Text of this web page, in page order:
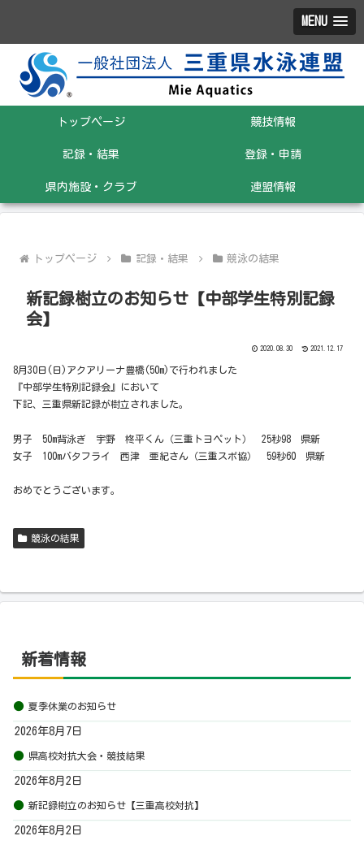
MENU
トップページ 競技情報
記録・結果 登録・申請
県内施設・クラブ 連盟情報
トップページ 記録・結果 競泳の結果
新記録樹立のお知らせ【中部学生特別記録
会】
2020.08.30 2021.12.17
8月30日(日)アクアリーナ豊橋(50m)で行われました
『中部学生特別記録会』において
下記、三重県新記録が樹立されました。
男子 50m背泳ぎ 宇野 柊平くん（三重トヨペット） 25秒98 県新
女子 100mバタフライ 西津 亜紀さん（三重スポ協） 59秒60 県新
おめでとうございます。
競泳の結果
新着情報
夏季休業のお知らせ
2026年8月7日
県高校対抗大会・競技結果
2026年8月2日
新記録樹立のお知らせ【三重高校対抗】
2026年8月2日